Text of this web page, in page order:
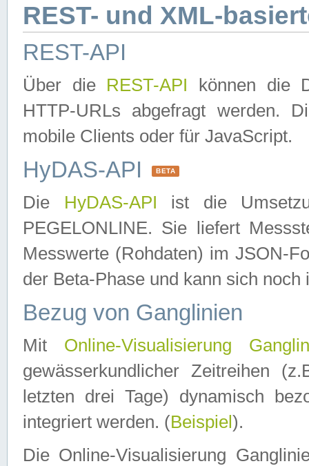
REST- und XML-
REST-API
Über die REST-API können die
HTTP-URLs abgefragt werden.
mobile Clients oder für JavaScript.
HyDAS-API BETA
Die HyDAS-API ist die
PEGELONLINE. Sie liefert
Messwerte (Rohdaten) im JSON-
der Beta-Phase und kann sich noch
Bezug von Ganglinien
Mit Online-Visualisierung
gewässerkundlicher Zeitreihen
letzten drei Tage) dynamisch
integriert werden. (Beispiel ).
Die Online-Visualisierung